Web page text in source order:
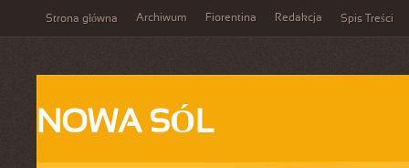
Strona główna Archiwum Fiorentina Redakcja Spis Treści
NOWA SÓL